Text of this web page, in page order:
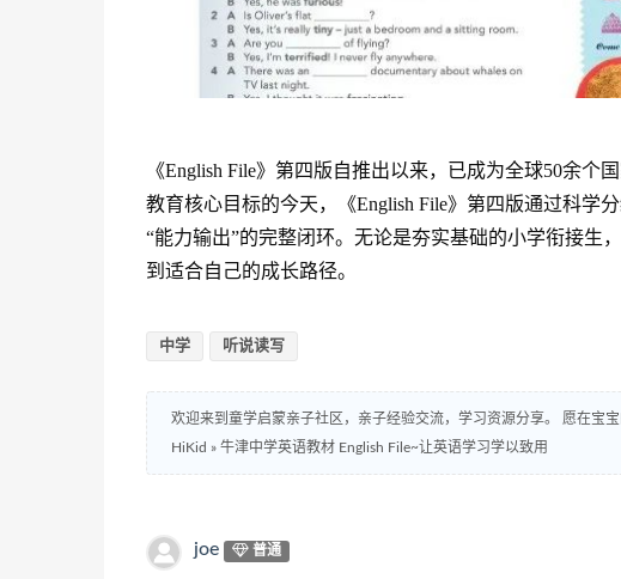
《English File》第四版自推出以来，已成为全球50余个
教育核心目标的今天，《English File》第四版通过科学
“能力输出”的完整闭环。无论是夯实基础的小学衔接生
到适合自己的成长路径。
中学 听说读写
欢迎来到童学启蒙亲子社区，亲子经验交流，学习资源分享。 愿在宝
HiKid » 牛津中学英语教材 English File~让英语学习学以致用
joe 普通